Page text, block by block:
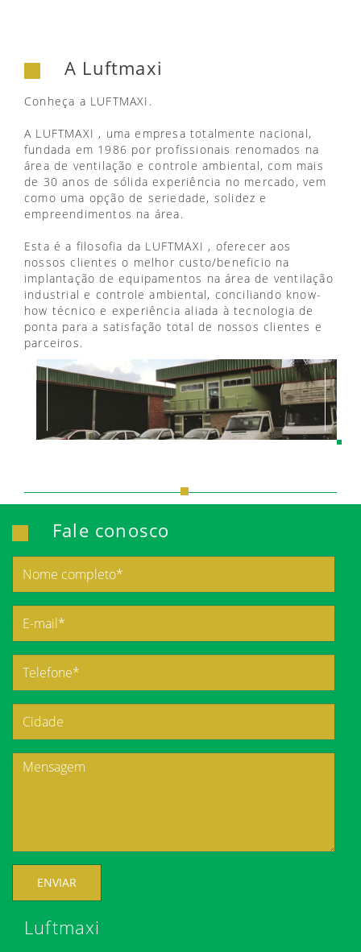
A Luftmaxi
Conheça a LUFTMAXI.
A LUFTMAXI , uma empresa totalmente nacional,
fundada em 1986 por profissionais renomados na
área de ventilação e controle ambiental, com mais
de 30 anos de sólida experiência no mercado, vem
como uma opção de seriedade, solidez e
empreendimentos na área.
Esta é a filosofia da LUFTMAXI , oferecer aos
nossos clientes o melhor custo/beneficio na
implantação de equipamentos na área de ventilação
industrial e controle ambiental, conciliando know-
how técnico e experiência aliada à tecnologia de
ponta para a satisfação total de nossos clientes e
parceiros.
Fale conosco
ENVIAR
Luftmaxi